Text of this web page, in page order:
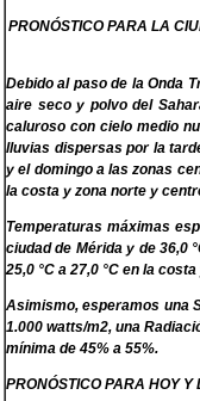
PRONÓSTICO PARA LA
Debido al paso de la Onda
aire seco y polvo del
caluroso con cielo medio
lluvias dispersas por la
y el domingo a las zonas
la costa y zona norte y
Temperaturas máximas
ciudad de Mérida y de 36,0
25,0 °C a 27,0 °C en la
Asimismo, esperamos una
1.000 watts/m2, una
mínima de 45% a 55%.
PRONÓSTICO PARA HOY